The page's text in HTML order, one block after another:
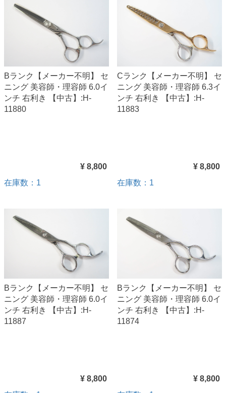
Bランク【メーカー不明】 セ
ニング 美容師・理容師 6.0イ
ンチ 右利き 【中古】:H-
11880
¥ 8,800
在庫数：1
Cランク【メーカー不明】 セ
ニング 美容師・理容師 6.3イ
ンチ 右利き 【中古】:H-
11883
¥ 8,800
在庫数：1
Bランク【メーカー不明】 セ
ニング 美容師・理容師 6.0イ
ンチ 右利き 【中古】:H-
11887
¥ 8,800
Bランク【メーカー不明】 セ
ニング 美容師・理容師 6.0イ
ンチ 右利き 【中古】:H-
11874
¥ 8,800